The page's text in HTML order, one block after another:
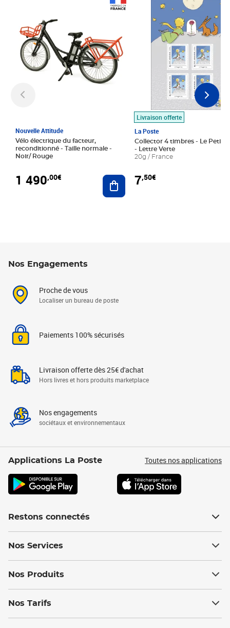
Nouvelle Attitude
Vélo électrique du facteur,
reconditionné - Taille normale -
Noir/ Rouge
1 490,00€ Ajouter au panier
Livraison offerte
La Poste
Collector 4 timbres - Le Petit
- Lettre Verte
20g / France
7,50€
Prix 7,50€
Nos Engagements
Proche de vous
Localiser un bureau de poste
Paiements 100% sécurisés
Livraison offerte dès 25€ d'achat
Hors livres et hors produits marketplace
Nos engagements
sociétaux et environnementaux
Applications La Poste Toutes nos applications
Restons connectés
Nos Services
Nos Produits
Nos Tarifs